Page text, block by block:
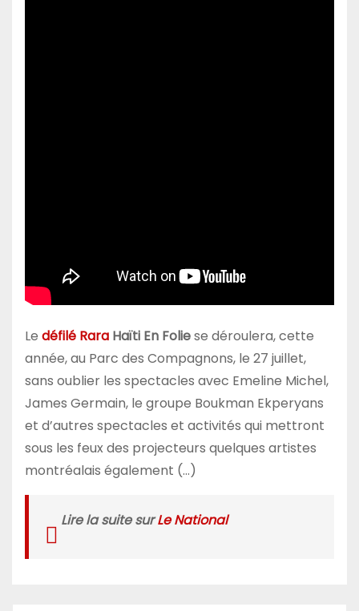
Le défilé Rara Haïti En Foliese déroulera, cette
année, au Parc des Compagnons, le 27 juillet,
sans oublier les spectacles avec Emeline Michel,
James Germain, le groupe Boukman Ekperyans
et d’autres spectacles et activités qui mettront
sous les feux des projecteurs quelques artistes
montréalais également (…)
Lire la suite surLe National